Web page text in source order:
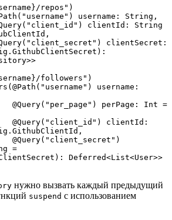
repos")
username: String,
followers")
=
Deferred<List<User>>
нужно вызвать каждый предыдущий
suspend с использованием